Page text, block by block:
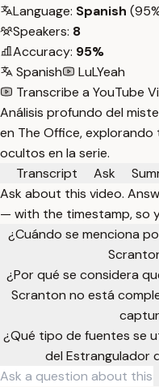
Language: Spanish
Speakers: 8
Accuracy: 95%
Spanish
LuLYeah
Transcribe a YouTube
Análisis profundo del
en The Office,
ocultos en la serie.
Transcript
Ask
Ask about this video.
— with the timestamp, so
¿Cuándo se menciona
¿Por qué se considera
Scranton no está
¿Qué tipo de fuentes se
del Estrangulador